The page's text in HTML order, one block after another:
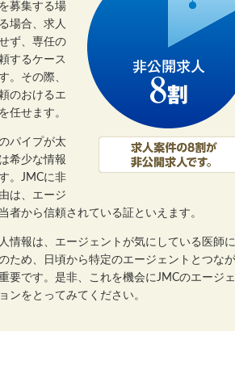
募集する場
場合、求人
ず、専任の
するケース
。その際、
のおけるエ
任せます。
パイプが太
希少な情報
。JMCに非
は、エージ
者から信頼されている証といえます。
情報は、エージェントが気にしている医師
ため、日頃から特定のエージェントとつな
要です。是非、これを機会にJMCのエージ
ンをとってみてください。